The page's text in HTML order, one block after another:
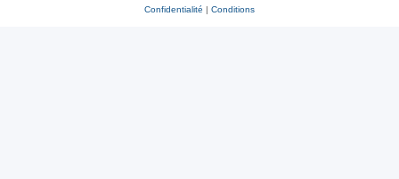
Confidentialité | Conditions